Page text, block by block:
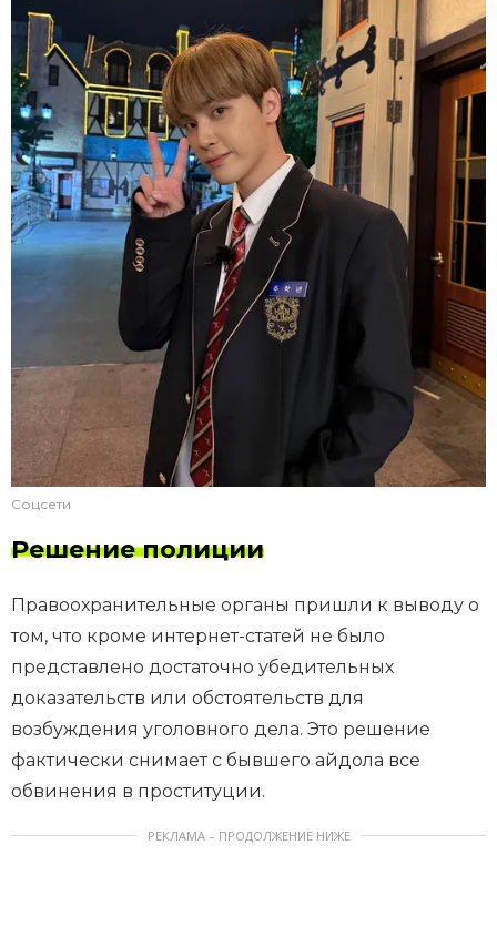
Соцсети
Решение полиции
Правоохранительные органы пришли к выводу о
том, что кроме интернет-статей не было
представлено достаточно убедительных
доказательств или обстоятельств для
возбуждения уголовного дела. Это решение
фактически снимает с бывшего айдола все
обвинения в проституции.
РЕКЛАМА – ПРОДОЛЖЕНИЕ НИЖЕ